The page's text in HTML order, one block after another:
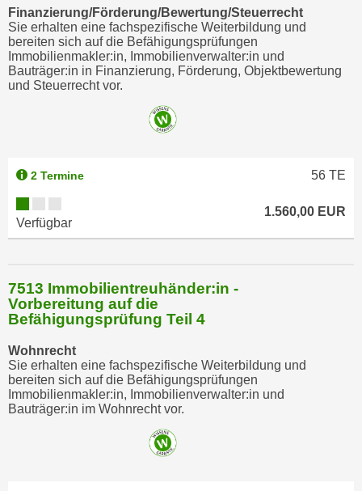
Finanzierung/Förderung/Bewertung/Steuerrecht
Sie erhalten eine fachspezifische Weiterbildung und
bereiten sich auf die Befähigungsprüfungen
Immobilienmakler:in, Immobilienverwalter:in und
Bauträger:in in Finanzierung, Förderung, Objektbewertung
und Steuerrecht vor.
2 Termine 56 TE
Verfügbar
1.560,00 EUR
7513 Immobilientreuhänder:in -
Vorbereitung auf die
Befähigungsprüfung Teil 4
Wohnrecht
Sie erhalten eine fachspezifische Weiterbildung und
bereiten sich auf die Befähigungsprüfungen
Immobilienmakler:in, Immobilienverwalter:in und
Bauträger:in im Wohnrecht vor.